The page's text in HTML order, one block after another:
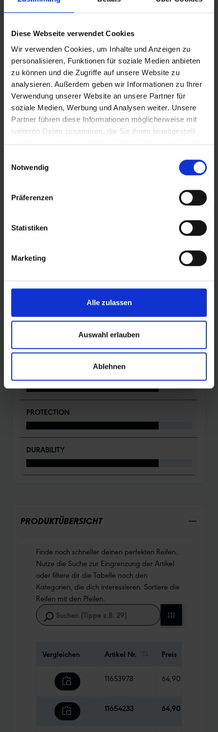
Diese Webseite verwendet Cookies
Wir verwenden Cookies, um Inhalte und Anzeigen zu
personalisieren, Funktionen für soziale Medien anbieten
zu können und die Zugriffe auf unsere Website zu
analysieren. Außerdem geben wir Informationen zu Ihrer
Verwendung unserer Website an unsere Partner für
soziale Medien, Werbung und Analysen weiter. Unsere
Partner führen diese Informationen möglicherweise mit
weiteren Daten zusammen, die Sie ihnen bereitgestellt
haben oder die sie im Rahmen Ihrer Nutzung der Dienste
Notwendig
Präferenzen
Statistiken
Marketing
Alle zulassen
Auswahl erlauben
Ablehnen
PRODUKTINFORMATIONEN
HIGH-END TUBE TYPE-RENNRADREIFEN.Vereint
Souplesse, Geschwindigkeit und Kontrolle auf höchstem
Niveau. Unser Top Rennradreifen setzt auch mit
Schlauch neue Maßstäbe!
Super Race Karkasse (Souplesse Konstruktion)
Addix Race Compound
Der Tube Type-Reifen ist speziell für die Anwendung mit
Alle Pro One-
Rennradreifen sind durch zusätzliche Label eindeutig als
“TLE” oder “TUBE ONLY”-Reifen gekennzeichnet.
DETAILS / PRODUKTDATEN
BEWERTUNGEN
PROTECTION
DURABILITY
PRODUKTÜBERSICHT
Finde noch schneller deinen perfekten Reifen.
Nutze die Suche zur Eingrenzung der Artikel
oder filtere dir die Tabelle nach den
Kategorien, die dich interessieren. Sortiere die
Reifen mit den Pfeilen.
Vergleichen Artikel Nr. Preis
11653978 64,90 €
11654233 64,90 €